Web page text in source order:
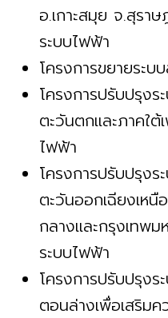
อ.เกาะสมุย จ.สุรา
ระบบไฟฟ้า
โครงการขยาย
โครงการปรับปรุง
ตะวันตกและภาคใต้
ไฟ
โครงการปรับปรุง
ตะวันออกเฉียงเห
กลางและกรุงเทพ
ระบบ
โครงการปรับปรุง
ตอนล่างเพื่อเส